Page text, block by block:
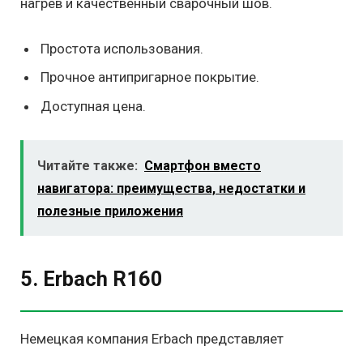
Простота использования.
Прочное антипригарное покрытие.
Доступная цена.
Читайте также: Смартфон вместо
навигатора: преимущества, недостатки и
полезные приложения
5. Erbach R160
Немецкая компания Erbach представляет